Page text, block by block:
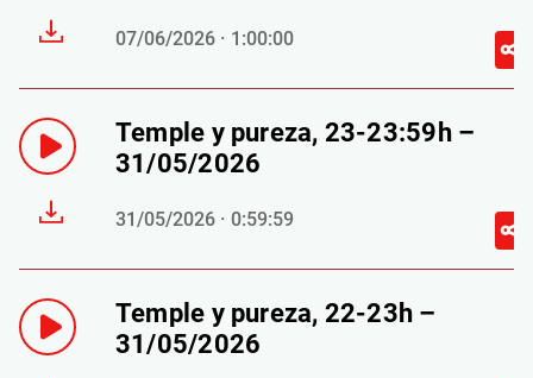
07/06/2026 · 1:00:00
Temple y pureza, 23-23:59h –
31/05/2026
31/05/2026 · 0:59:59
Temple y pureza, 22-23h –
31/05/2026